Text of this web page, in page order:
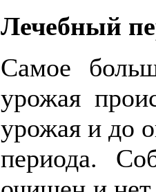
Лечебный
Самое
урожая
урожая и до
периода.